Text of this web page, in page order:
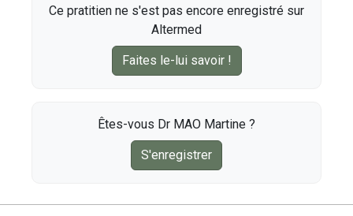
Ce pratitien ne s'est pas encore enregistré sur
Altermed
Faites le-lui savoir !
Êtes-vous Dr MAO Martine ?
S'enregistrer